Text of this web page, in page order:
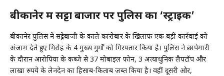
​बीकानेर में सट्टा बाजार पर पुलिस का ‘स्ट्राइक’
बीकानेर पुलिस ने सट्टेबाजी के काले कारोबार के खिलाफ एक बड़ी कार्रवाई को
अंजाम देते हुए गिरोह के 4 मुख्य गुर्गों को गिरफ्तार किया है। पुलिस ने छापेमारी
के दौरान आरोपियों के कब्जे से 37 मोबाइल फोन, 3 अत्याधुनिक लैपटॉप और
लाखों रुपये के लेनदेन का हिसाब-किताब जब्त किया है। वहीं दूसरी ओर,